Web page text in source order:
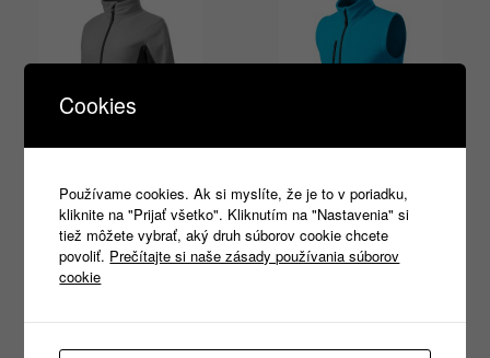
Frosty 528 XS-3XL
24,60€–25,40€ s DPH
Výber možností
Exit 525 XS-3XL
18,50€–19,10€ s DPH
Cookies
Používame cookies. Ak si myslíte, že je to v poriadku,
kliknite na "Prijať všetko". Kliknutím na "Nastavenia" si
tiež môžete vybrať, aký druh súborov cookie chcete
povoliť. Prečítajte si naše zásady používania súborov
cookie